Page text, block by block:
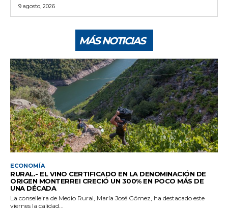
9 agosto, 2026
MÁS NOTICIAS
ECONOMÍA
RURAL.- EL VINO CERTIFICADO EN LA DENOMINACIÓN DE
ORIGEN MONTERREI CRECIÓ UN 300% EN POCO MÁS DE
UNA DÉCADA
La conselleira de Medio Rural, María José Gómez, ha destacado este
viernes la calidad...